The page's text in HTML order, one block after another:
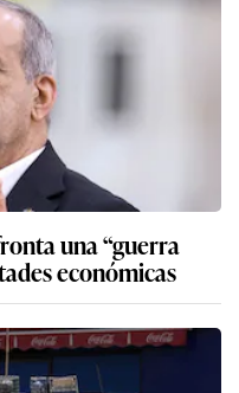
una “guerra
económicas